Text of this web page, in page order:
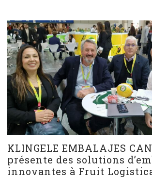
KLINGELE EMBALAJES
présente des solutions
innovantes à Fruit